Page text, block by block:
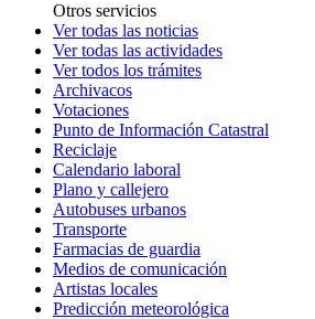
Otros servicios
Ver todas las noticias
Ver todas las actividades
Ver todos los trámites
Archivacos
Votaciones
Punto de Información Catastral
Reciclaje
Calendario laboral
Plano y callejero
Autobuses urbanos
Transporte
Farmacias de guardia
Medios de comunicación
Artistas locales
Predicción meteorológica